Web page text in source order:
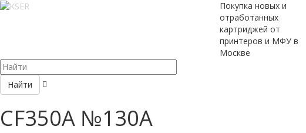
Покупка новых и
отработанных
картриджей от
принтеров и МФУ в
Москве
Найти
CF350A №130A